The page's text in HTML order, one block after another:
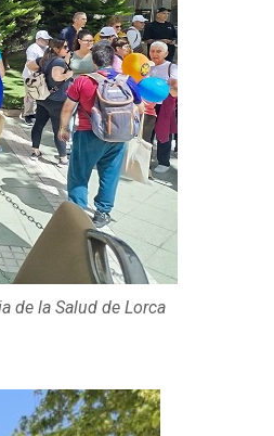
de la Salud de Lorca